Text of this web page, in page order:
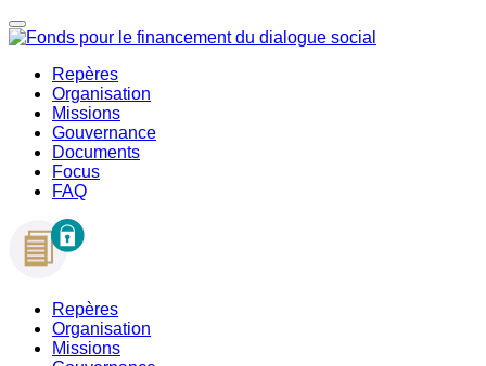
Repères
Organisation
Missions
Gouvernance
Documents
Focus
FAQ
Repères
Organisation
Missions